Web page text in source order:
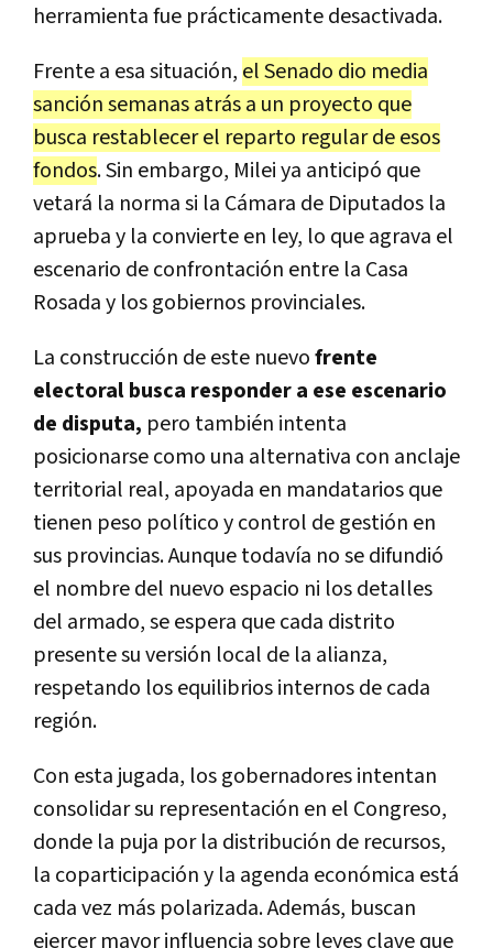
herramienta fue prácticamente desactivada.
Frente a esa situación, el Senado dio media
sanción semanas atrás a un proyecto que
busca restablecer el reparto regular de esos
fondos. Sin embargo, Milei ya anticipó que
vetará la norma si la Cámara de Diputados la
aprueba y la convierte en ley, lo que agrava el
escenario de confrontación entre la Casa
Rosada y los gobiernos provinciales.
La construcción de este nuevofrente
electoral busca responder a ese escenario
de disputa, pero también intenta
posicionarse como una alternativa con anclaje
territorial real, apoyada en mandatarios que
tienen peso político y control de gestión en
sus provincias. Aunque todavía no se difundió
el nombre del nuevo espacio ni los detalles
del armado, se espera que cada distrito
presente su versión local de la alianza,
respetando los equilibrios internos de cada
región.
Con esta jugada, los gobernadores intentan
consolidar su representación en el Congreso,
donde la puja por la distribución de recursos,
la coparticipación y la agenda económica está
cada vez más polarizada. Además, buscan
ejercer mayor influencia sobre leyes clave que